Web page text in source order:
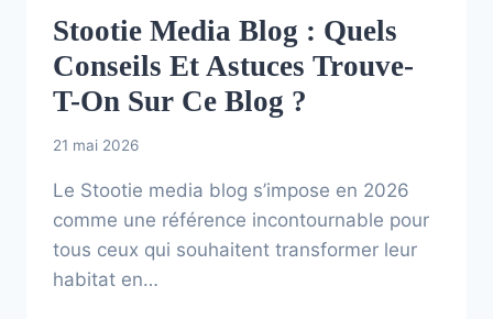
Stootie Media Blog : Quels
Conseils Et Astuces Trouve-
T-On Sur Ce Blog ?
21 mai 2026
Le Stootie media blog s’impose en 2026
comme une référence incontournable pour
tous ceux qui souhaitent transformer leur
habitat en…